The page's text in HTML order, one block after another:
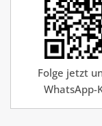
Folge jetzt
WhatsApp-